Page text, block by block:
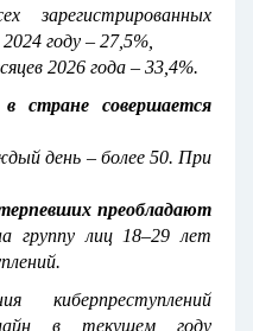
зарегистрированных
году – 27,5%,
2026 года – 33,4%.
в стране совершается
день – более 50. При
преобладают
группу лиц 18–29 лет
киберпреступлений
в текущем году